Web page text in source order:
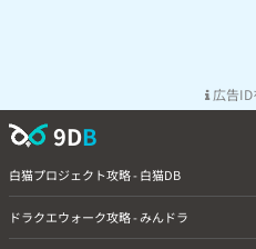
広告ID
9DB
白猫プロジェクト攻略 - 白猫DB
ドラクエウォーク攻略 - みんドラ